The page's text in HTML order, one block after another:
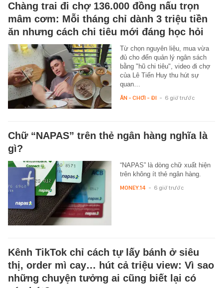
Chàng trai đi chợ 136.000 đồng nấu trọn
mâm cơm: Mỗi tháng chỉ dành 3 triệu tiền
ăn nhưng cách chi tiêu mới đáng học hỏi
Từ chọn nguyên liệu, mua vừa
đủ cho đến quản lý ngân sách
bằng "hũ chi tiêu", video đi chợ
của Lê Tiến Huy thu hút sự
quan…
ĂN - CHƠI - ĐI - 6 giờ trước
Chữ “NAPAS” trên thẻ ngân hàng nghĩa là
gì?
“NAPAS” là dòng chữ xuất hiện
trên không ít thẻ ngân hàng.
MONEY.14 - 6 giờ trước
Kênh TikTok chỉ cách tự lấy bánh ở siêu
thị, order mì cay… hút cả triệu view: Vì sao
những chuyện tưởng ai cũng biết lại có